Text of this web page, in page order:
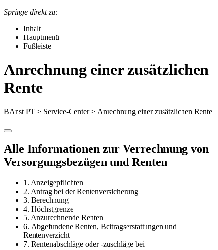
Springe direkt zu:
Inhalt
Hauptmenü
Fußleiste
Anrechnung einer zusätzlichen
Rente
BAnst PT > Service-Center> Anrechnung einer zusätzlichen Rente
Alle Informationen zur Verrechnung von
Versorgungsbezügen und Renten
1. Anzeigepflichten
2. Antrag bei der Rentenversicherung
3. Berechnung
4. Höchstgrenze
5. Anzurechnende Renten
6. Abgefundene Renten, Beitragserstattungen und
Rentenverzicht
7. Rentenabschläge oder -zuschläge bei